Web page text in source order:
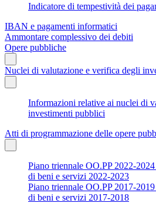
Indicatore di tempestività dei
IBAN e pagamenti informatici
Ammontare complessivo dei debiti
Opere pubbliche
Nuclei di valutazione e verifica degli
Informazioni relative ai nuclei di
investimenti pubblici
Atti di programmazione delle opere
Piano triennale OO.PP 2022-
di beni e servizi 2022-2023
Piano triennale OO.PP 2017-
di beni e servizi 2017-2018